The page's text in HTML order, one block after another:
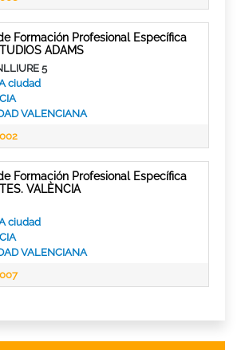
Formación Profesional Específica
ADAMS
5
ciudad
VALENCIANA
Formación Profesional Específica
VALÈNCIA
ciudad
VALENCIANA